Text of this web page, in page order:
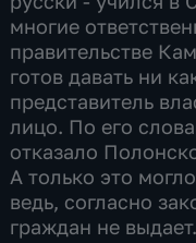
многие
правительстве
готов давать ни
представитель
лицо. По его
отказало
А только это
ведь, согласно
граждан не